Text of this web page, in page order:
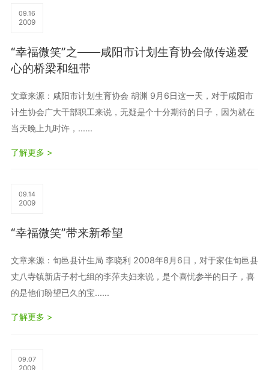
09.16
2009
“幸福微笑”之——咸阳市计划生育协会做传递爱
心的桥梁和纽带
文章来源：咸阳市计划生育协会 胡渊 9月6日这一天，对于咸阳市
计生协会广大干部职工来说，无疑是个十分期待的日子，因为就在
当天晚上九时许，......
了解更多 >
09.14
2009
“幸福微笑”带来新希望
文章来源：旬邑县计生局 李晓利 2008年8月6日，对于家住旬邑县
丈八寺镇新店子村七组的李萍夫妇来说，是个喜忧参半的日子，喜
的是他们盼望已久的宝......
了解更多 >
09.07
2009